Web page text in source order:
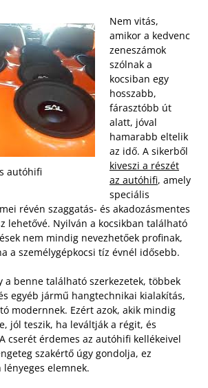
autóhifi
Nem vitás,
amikor a kedvenc
zeneszámok
szólnak a
kocsiban egy
hosszabb,
fárasztóbb út
alatt, jóval
hamarabb eltelik
az idő. A sikerből
kiveszi a részét
az autóhifi, amely
speciális
révén szaggatás- és akadozásmentes
lehetővé. Nyilván a kocsikban található
nem mindig nevezhetőek profinak,
a személygépkocsi tíz évnél idősebb.
a benne található szerkezetek, többek
egyéb jármű hangtechnikai kialakítás,
modernnek. Ezért azok, akik mindig
jól teszik, ha leváltják a régit, és
cserét érdemes az autóhifi kellékeivel
szakértő úgy gondolja, ez
elemnek.